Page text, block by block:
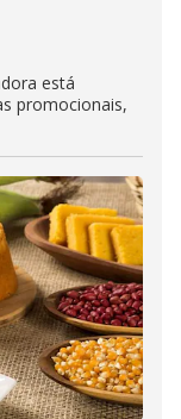
está
promocionais,